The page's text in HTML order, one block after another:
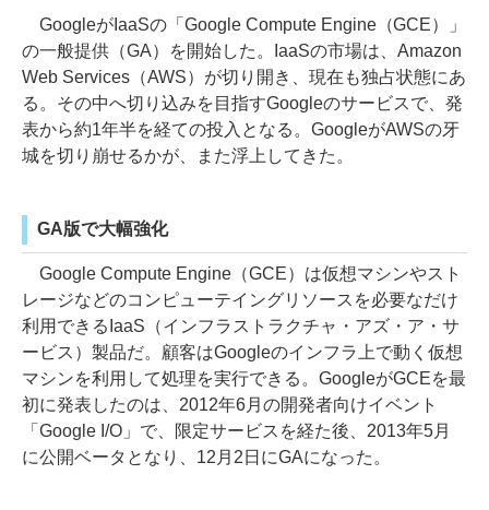
GoogleがIaaSの「Google Compute Engine（GCE）」
の一般提供（GA）を開始した。IaaSの市場は、Amazon
Web Services（AWS）が切り開き、現在も独占状態にあ
る。その中へ切り込みを目指すGoogleのサービスで、発
表から約1年半を経ての投入となる。GoogleがAWSの牙
城を切り崩せるかが、また浮上してきた。
GA版で大幅強化
Google Compute Engine（GCE）は仮想マシンやスト
レージなどのコンピューテイングリソースを必要なだけ
利用できるIaaS（インフラストラクチャ・アズ・ア・サ
ービス）製品だ。顧客はGoogleのインフラ上で動く仮想
マシンを利用して処理を実行できる。GoogleがGCEを最
初に発表したのは、2012年6月の開発者向けイベント
「Google I/O」で、限定サービスを経た後、2013年5月
に公開ベータとなり、12月2日にGAになった。